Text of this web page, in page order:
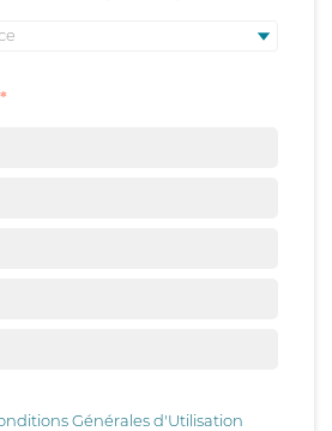
Générales d'Utilisation